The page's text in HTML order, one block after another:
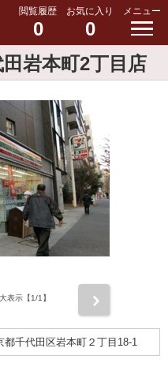
閲覧履歴
0
お気に入り
0
メニュー
岩本町2丁目店
表示【1/1】
都千代田区岩本町２丁目18-1